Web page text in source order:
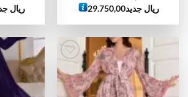
ريال جديد29.750,00
ريال
أضف
إلى
قائمة
الرغبات